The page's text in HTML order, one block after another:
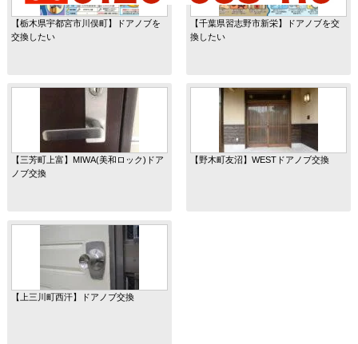
【栃木県宇都宮市川俣町】ドアノブを
交換したい
【千葉県習志野市新栄】ドアノブを交
換したい
【三芳町上富】MIWA(美和ロック)ドア
ノブ交換
【野木町友沼】WESTドアノブ交換
【上三川町西汗】ドアノブ交換